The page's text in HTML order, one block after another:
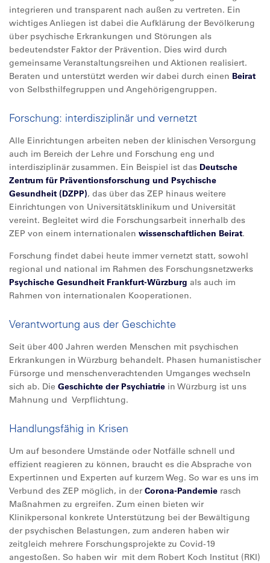
integrieren und transparent nach außen zu vertreten. Ein
wichtiges Anliegen ist dabei die Aufklärung der Bevölkerung
über psychische Erkrankungen und Störungen als
bedeutendster Faktor der Prävention. Dies wird durch
gemeinsame Veranstaltungsreihen und Aktionen realisiert.
Beraten und unterstützt werden wir dabei durch einen Beirat
von Selbsthilfegruppen und Angehörigengruppen.
Forschung: interdisziplinär und vernetzt
Alle Einrichtungen arbeiten neben der klinischen Versorgung
auch im Bereich der Lehre und Forschung eng und
interdisziplinär zusammen. Ein Beispiel ist das Deutsche
Zentrum für Präventionsforschung und Psychische
Gesundheit (DZPP), das über das ZEP hinaus weitere
Einrichtungen von Universitätsklinikum und Universität
vereint. Begleitet wird die Forschungsarbeit innerhalb des
ZEP von einem internationalen wissenschaftlichen Beirat.
Forschung findet dabei heute immer vernetzt statt, sowohl
regional und national im Rahmen des Forschungsnetzwerks
Psychische Gesundheit Frankfurt-Würzburg als auch im
Rahmen von internationalen Kooperationen.
Verantwortung aus der Geschichte
Seit über 400 Jahren werden Menschen mit psychischen
Erkrankungen in Würzburg behandelt. Phasen humanistischer
Fürsorge und menschenverachtenden Umganges wechseln
sich ab. Die Geschichte der Psychiatrie in Würzburg ist uns
Mahnung und Verpflichtung.
Handlungsfähig in Krisen
Um auf besondere Umstände oder Notfälle schnell und
effizient reagieren zu können, braucht es die Absprache von
Expertinnen und Experten auf kurzem Weg. So war es uns im
Verbund des ZEP möglich, in derCorona-Pandemie rasch
Maßnahmen zu ergreifen. Zum einen bieten wir
Klinikpersonal konkrete Unterstützung bei der Bewältigung
der psychischen Belastungen, zum anderen haben wir
zeitgleich mehrere Forschungsprojekte zu Covid-19
angestoßen. So haben wir mit dem Robert Koch Institut (RKI)